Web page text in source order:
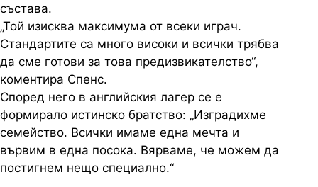
състава.
„Той изисква максимума от всеки играч.
Стандартите са много високи и всички трябва
да сме готови за това предизвикателство“,
коментира Спенс.
Според него в английския лагер се е
формирало истинско братство: „Изградихме
семейство. Всички имаме една мечта и
вървим в една посока. Вярваме, че можем да
постигнем нещо специално.“